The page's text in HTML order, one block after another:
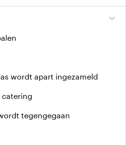
expand_more
wordt apart ingezameld
catering
tegengegaan